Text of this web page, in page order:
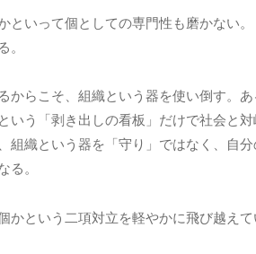
いって個としての専門性も磨かない。
からこそ、組織という器を使い倒す。
いう「剥き出しの看板」だけで社会と
組織という器を「守り」ではなく、自
。
という二項対立を軽やかに飛び越えて